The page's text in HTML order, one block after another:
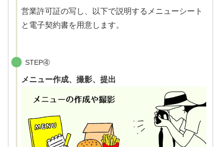
営業許可証の写し、以下で説明するメニューシート
と電子契約書を用意します。
STEP④
メニュー作成、撮影、提出